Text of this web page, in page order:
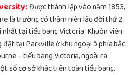
Được thành lập vào năm 1853,
là trường có thâm niên lâu đời thứ 2
nhất tại tiểu bang Victoria. Khuôn viên
tại Parkville ở khu ngoại ô phía bắc
– tiểu bang Victoria, ngoài ra
số cơ sở khác trên toàn tiểu bang.